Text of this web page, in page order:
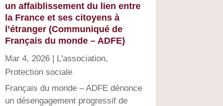
un affaiblissement du lien entre
la France et ses citoyens à
l’étranger (Communiqué de
Français du monde – ADFE)
Mar 4, 2026| L'association,
Protection sociale
Français du monde – ADFE dénonce
un désengagement progressif de